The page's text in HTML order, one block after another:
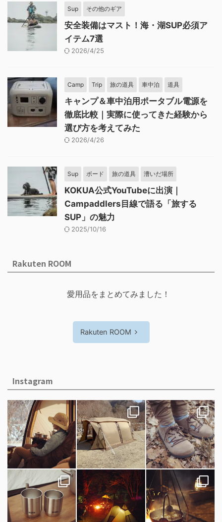
Sup その他のギア
安全装備はマスト！海・湖SUP必須ア
イテム7選
2026/4/25
Camp Trip 旅の道具 車中泊 道具
キャンプ＆車中泊用ポータブル電源を
徹底比較｜実際に使ってきた経験から
選び方を考えてみた
2026/4/26
Sup ボード 旅の道具 漕いだ場所
KOKUA公式YouTubeに出演｜
Campaddlers目線で語る「旅する
SUP」の魅力
2025/10/16
Rakuten ROOM
愛用品をまとめてみました！
Rakuten ROOM
Instagram